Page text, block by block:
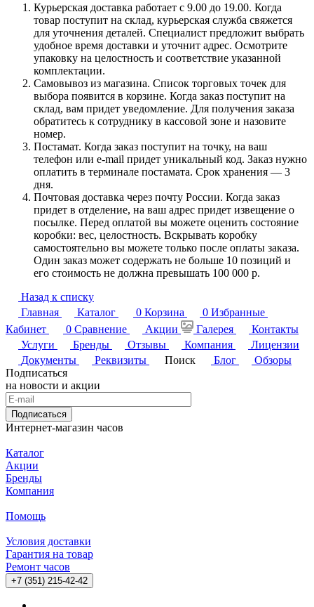
Курьерская доставка работает с 9.00 до 19.00. Когда
товар поступит на склад, курьерская служба свяжется
для уточнения деталей. Специалист предложит выбрать
удобное время доставки и уточнит адрес. Осмотрите
упаковку на целостность и соответствие указанной
комплектации.
Самовывоз из магазина. Список торговых точек для
выбора появится в корзине. Когда заказ поступит на
склад, вам придет уведомление. Для получения заказа
обратитесь к сотруднику в кассовой зоне и назовите
номер.
Постамат. Когда заказ поступит на точку, на ваш
телефон или e-mail придет уникальный код. Заказ нужно
оплатить в терминале постамата. Срок хранения — 3
дня.
Почтовая доставка через почту России. Когда заказ
придет в отделение, на ваш адрес придет извещение о
посылке. Перед оплатой вы можете оценить состояние
коробки: вес, целостность. Вскрывать коробку
самостоятельно вы можете только после оплаты заказа.
Один заказ может содержать не больше 10 позиций и
его стоимость не должна превышать 100 000 р.
Назад к списку
Главная
Каталог 0 Корзина 0 Избранные
Кабинет
0 Сравнение Акции Галерея
Контакты
Услуги
Бренды Отзывы Компания
Лицензии
Документы
Реквизиты Поиск Блог
Обзоры
Подписаться
на новости и акции
Подписаться
Интернет-магазин часов
Каталог
Акции
Бренды
Компания
Помощь
Условия доставки
Гарантия на товар
Ремонт часов
+7 (351) 215-42-42